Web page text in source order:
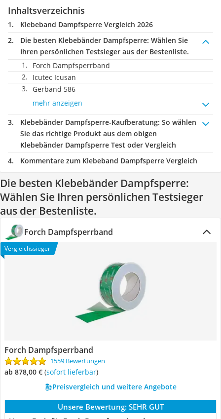
Inhaltsverzeichnis
Klebeband Dampfsperre Vergleich 2026
Die besten Klebebänder Dampfsperre: Wählen Sie
Ihren persönlichen Testsieger aus der Bestenliste.
Forch Dampfsperrband
Icutec Icusan
Gerband 586
mehr anzeigen
Klebebänder Dampfsperre-Kaufberatung: So wählen
Sie das richtige Produkt aus dem obigen
Klebebänder Dampfsperre Test oder Vergleich
Kommentare zum Klebeband Dampfsperre Vergleich
Die besten Klebebänder Dampfsperre:
Wählen Sie Ihren persönlichen Testsieger
aus der Bestenliste.
Forch Dampfsperrband
Vergleichssieger
Forch Dampfsperrband
1559 Bewertungen
ab 878,00 € ( Sofort lieferbar)
Preisvergleich und weitere Angebote
Unsere Bewertung: SEHR GUT